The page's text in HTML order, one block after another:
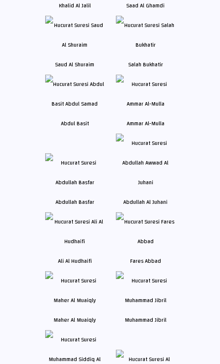
Khalid Al Jalil Saad Al Ghamdi
Saud Al Shuraim Salah Bukhatir
Abdul Basit Ammar Al-Mulla
Abdullah Basfar Abdullah Al Juhani
Ali Al Hudhaifi Fares Abbad
Maher Al Muaiqly Muhammad Jibril